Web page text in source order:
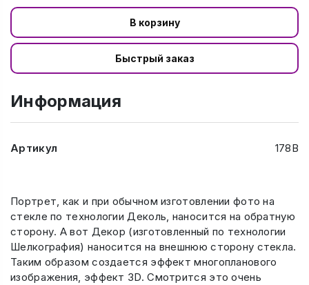
В корзину
Быстрый заказ
Информация
Артикул 178В
Портрет, как и при обычном изготовлении фото на
стекле по технологии Деколь, наносится на обратную
сторону. А вот Декор (изготовленный по технологии
Шелкография) наносится на внешнюю сторону стекла.
Таким образом создается эффект многопланового
изображения, эффект 3D. Смотрится это очень